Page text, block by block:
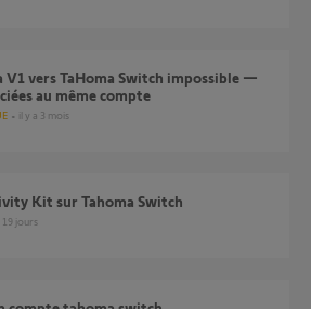
au même compte
il y a 3 mois
Kit sur Tahoma Switch
19 jours